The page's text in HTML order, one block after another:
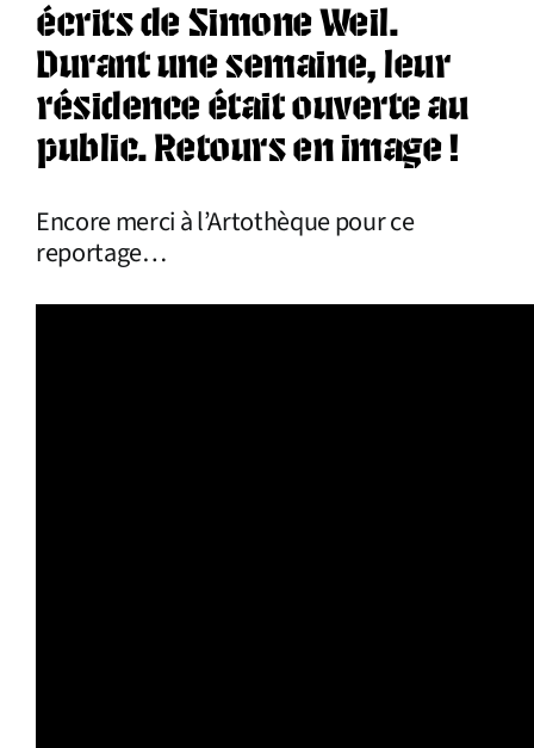
écrits de Simone Weil.
Durant une semaine, leur
résidence était ouverte au
public. Retours en image !
Encore merci à l’Artothèque pour ce
reportage…